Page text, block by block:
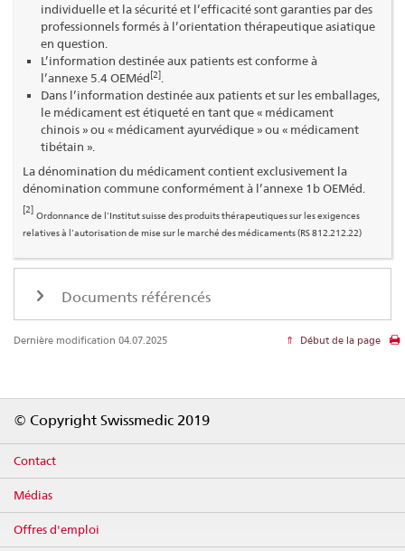
individuelle et la sécurité et l’efficacité sont garanties par des
professionnels formés à l’orientation thérapeutique asiatique
en question.
L’information destinée aux patients est conforme à
l’annexe 5.4 OEMéd[2]
Dans l’information destinée aux patients et sur les emballages,
le médicament est étiqueté en tant que « médicament
chinois » ou « médicament ayurvédique » ou « médicament
tibétain ».
La dénomination du médicament contient exclusivement la
dénomination commune conformément à l’annexe 1b OEMéd.
[2]
Ordonnance de l’Institut suisse des produits thérapeutiques sur les exigences
relatives à l’autorisation de mise sur le marché des médicaments (RS 812.212.22)
Documents référencés
Dernière modification 04.07.2025 Début de la page
© Copyright Swissmedic 2019
Contact
Médias
Offres d'emploi